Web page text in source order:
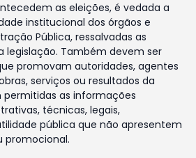
as eleições, é vedada a
institucional dos órgãos e
Pública, ressalvadas as
legislação. Também devem ser
promovam autoridades, agentes
serviços ou resultados da
as informações
técnicas, legais,
pública que não apresentem
promocional.